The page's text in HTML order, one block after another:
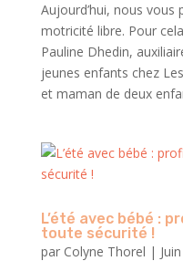
Aujourd’hui, nous
motricité libre. Pour
Pauline Dhedin,
jeunes enfants chez
et maman de deux
L’été avec bébé :
toute sécurité !
par Colyne Thorel |